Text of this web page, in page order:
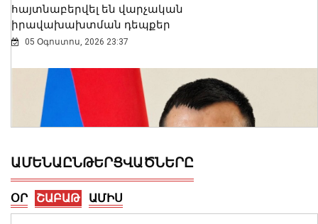
հայտնաբերվել են վարչական
իրավախախտման դեպքեր
05 Օգոստոս, 2026 23:37
ԱՄԵՆԱԸՆԹԵՐՑՎԱԾՆԵՐԸ
ՕՐ ՇԱԲԱԹ ԱՄԻՍ